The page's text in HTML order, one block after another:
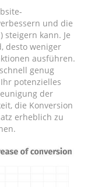
und die
steigern kann. Je
desto weniger
ausführen.
genug
potenzielles
der
die Konversion
erheblich zu